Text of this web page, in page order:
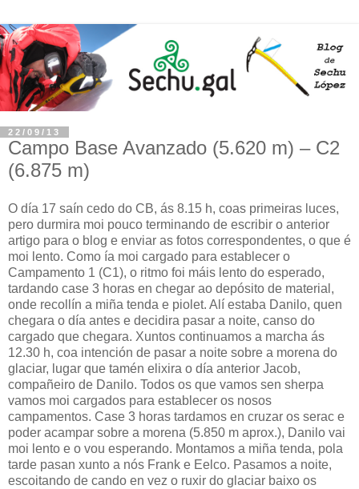
22/09/13
Campo Base Avanzado (5.620 m) – C2
(6.875 m)
O día 17 saín cedo do CB, ás 8.15 h, coas primeiras luces,
pero durmira moi pouco terminando de escribir o anterior
artigo para o blog e enviar as fotos correspondentes, o que é
moi lento. Como ía moi cargado para establecer o
Campamento 1 (C1), o ritmo foi máis lento do esperado,
tardando case 3 horas en chegar ao depósito de material,
onde recollín a miña tenda e piolet. Alí estaba Danilo, quen
chegara o día antes e decidira pasar a noite, canso do
cargado que chegara. Xuntos continuamos a marcha ás
12.30 h, coa intención de pasar a noite sobre a morena do
glaciar, lugar que tamén elixira o día anterior Jacob,
compañeiro de Danilo. Todos os que vamos sen sherpa
vamos moi cargados para establecer os nosos
campamentos. Case 3 horas tardamos en cruzar os serac e
poder acampar sobre a morena (5.850 m aprox.), Danilo vai
moi lento e o vou esperando. Montamos a miña tenda, pola
tarde pasan xunto a nós Frank e Eelco. Pasamos a noite,
escoitando de cando en vez o ruxir do glaciar baixo os